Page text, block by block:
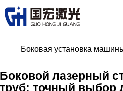
Боковая установка
Боковой лазерный
труб: точный выбор